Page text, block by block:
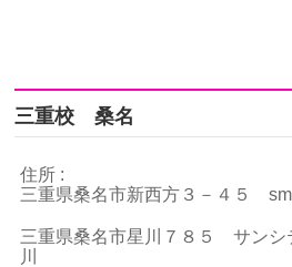
三重校 桑名
住所 :
三重県桑名市新西方３－４５
三重県桑名市星川７８５ サンシ
川